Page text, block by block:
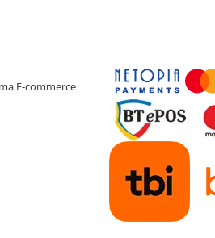
E-commerce